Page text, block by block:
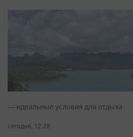
— идеальные условия для отдыха
сегодня, 12:28